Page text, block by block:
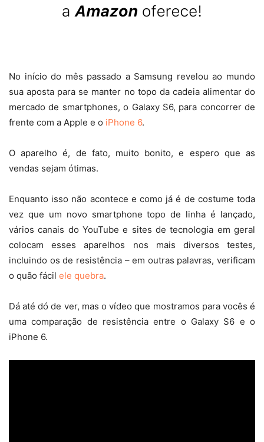
No início do mês passado a Samsung revelou ao mundo
sua aposta para se manter no topo da cadeia alimentar do
mercado de smartphones, o Galaxy S6, para concorrer de
frente com a Apple e o iPhone 6.
O aparelho é, de fato, muito bonito, e espero que as
vendas sejam ótimas.
Enquanto isso não acontece e como já é de costume toda
vez que um novo smartphone topo de linha é lançado,
vários canais do YouTube e sites de tecnologia em geral
colocam esses aparelhos nos mais diversos testes,
incluindo os de resistência – em outras palavras, verificam
o quão fácil ele quebra.
Dá até dó de ver, mas o vídeo que mostramos para vocês é
uma comparação de resistência entre o Galaxy S6 e o
iPhone 6.